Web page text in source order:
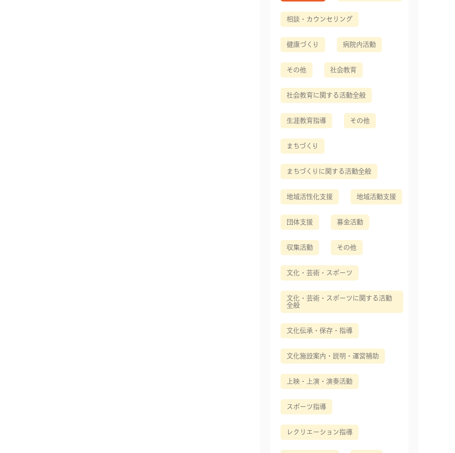
相談・カウンセリング
健康づくり 病院内活動
その他 社会教育
社会教育に関する活動全般
生涯教育指導 その他
まちづくり
まちづくりに関する活動全般
地域活性化支援 地域活動支援
団体支援 募金活動
収集活動 その他
文化・芸術・スポーツ
文化・芸術・スポーツに関する活動
全般
文化伝承・保存・指導
文化施設案内・説明・運営補助
上映・上演・演奏活動
スポーツ指導
レクリエーション指導